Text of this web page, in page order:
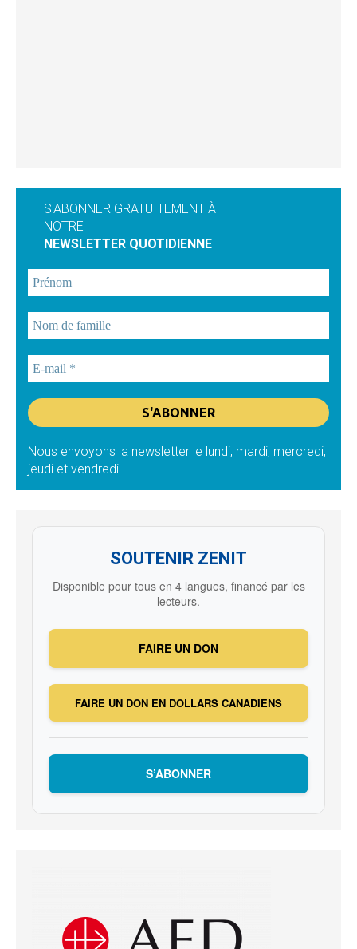
S'ABONNER GRATUITEMENT À
NOTRE
NEWSLETTER QUOTIDIENNE
Nous envoyons la newsletter le lundi, mardi, mercredi,
jeudi et vendredi
SOUTENIR ZENIT
Disponible pour tous en 4 langues, financé par les
lecteurs.
FAIRE UN DON
FAIRE UN DON EN DOLLARS CANADIENS
S’ABONNER